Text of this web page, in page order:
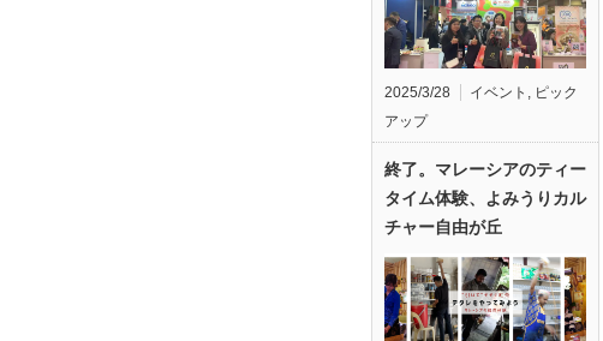
2025/3/28 イベント
ピック
アップ
終了。マレーシアのティー
タイム体験、よみうりカル
チャー自由が丘